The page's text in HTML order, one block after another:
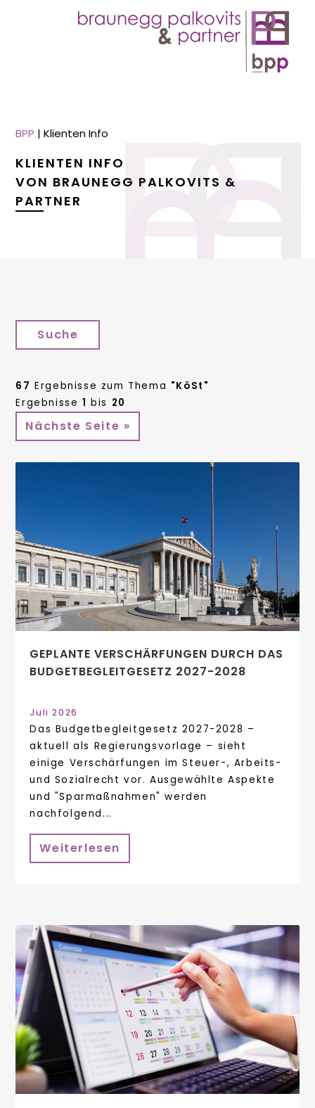
BPP |Klienten Info
KLIENTEN INFO
VON BRAUNEGG PALKOVITS &
PARTNER
Suche
67 Ergebnisse zum Thema "KöSt"
Ergebnisse 1 bis 20
Nächste Seite »
GEPLANTE VERSCHÄRFUNGEN DURCH DAS
BUDGETBEGLEITGESETZ 2027-2028
Juli 2026
Das Budgetbegleitgesetz 2027-2028 –
aktuell als Regierungsvorlage – sieht
einige Verschärfungen im Steuer-, Arbeits-
und Sozialrecht vor. Ausgewählte Aspekte
und "Sparmaßnahmen" werden
nachfolgend...
Weiterlesen